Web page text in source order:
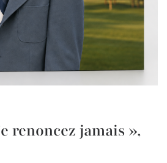
renoncez jamais »,